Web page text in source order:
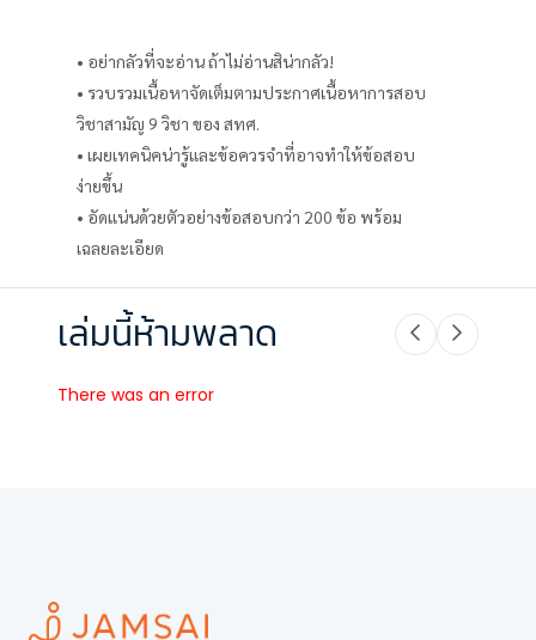
• อย่ากลัวที่จะอ่าน ถ้าไม่อ่านสิน่ากลัว!
• รวบรวมเนื้อหาจัดเต็มตามประกาศเนื้อหาการสอบ
วิชาสามัญ 9 วิชา ของ สทศ.
• เผยเทคนิคน่ารู้และข้อควรจำที่อาจทำให้ข้อสอบ
ง่ายขึ้น
• อัดแน่นด้วยตัวอย่างข้อสอบกว่า 200 ข้อ พร้อม
เฉลยละเอียด
เล่มนี้ห้ามพลาด
There was an error